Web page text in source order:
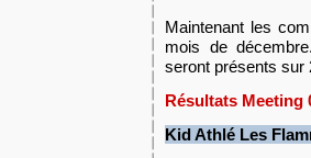
Maintenant les
mois de
seront présents sur
Résultats Meeting
Kid Athlé Les